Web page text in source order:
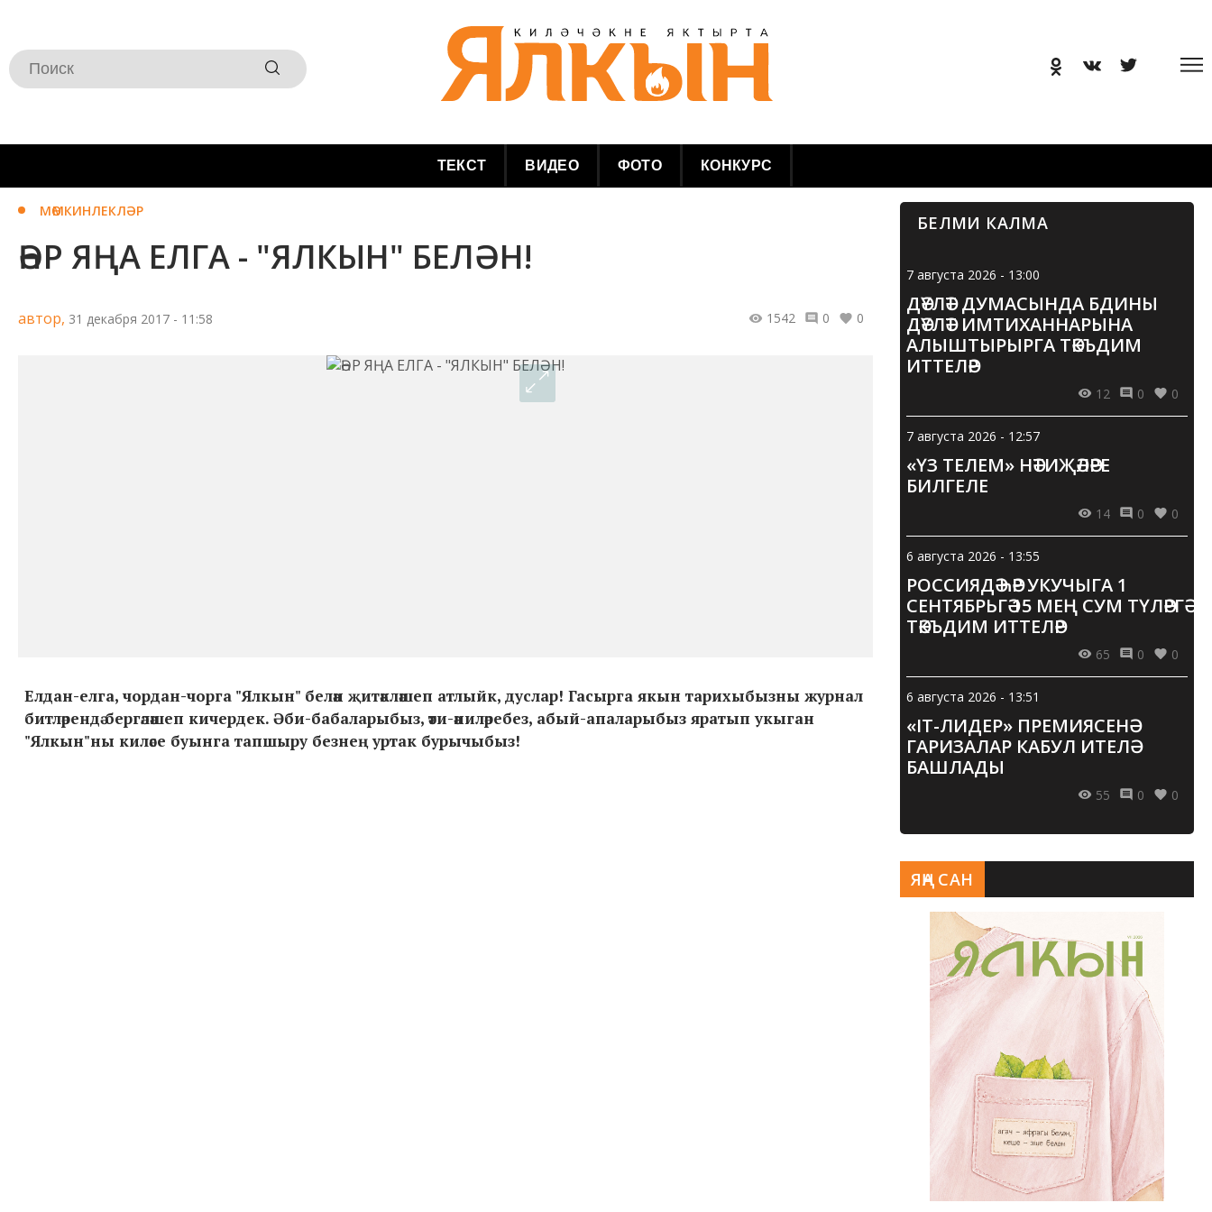
ТЕКСТ ВИДЕО ФОТО КОНКУРС
МӨМКИНЛЕКЛӘР
ҺӘР ЯҢА ЕЛГА - "ЯЛКЫН" БЕЛӘН!
автор, 31 декабря 2017 - 11:58 1542 0 0
Елдан-елга, чордан-чорга "Ялкын" белән җитәкләшеп атлыйк, дуслар! Гасырга якын тарихыбызны журнал
битләрендә бергәләшеп кичердек. Әби-бабаларыбыз, әти-әниләребез, абый-апаларыбыз яратып укыган
"Ялкын"ны киләсе буынга тапшыру безнең уртак бурычыбыз!
БЕЛМИ КАЛМА
7 августа 2026 - 13:00
ДӘҮЛӘТ ДУМАСЫНДА БДИНЫ
ДӘҮЛӘТ ИМТИХАННАРЫНА
АЛЫШТЫРЫРГА ТӘКЪДИМ
ИТТЕЛӘР
12 0 0
7 августа 2026 - 12:57
«ҮЗ ТЕЛЕМ» НӘТИҖӘЛӘРЕ
БИЛГЕЛЕ
14 0 0
6 августа 2026 - 13:55
РОССИЯДӘ ҺӘР УКУЧЫГА 1
СЕНТЯБРЬГӘ 15 МЕҢ СУМ ТҮЛӘРГӘ
ТӘКЪДИМ ИТТЕЛӘР
65 0 0
6 августа 2026 - 13:51
«IT-ЛИДЕР» ПРЕМИЯСЕНӘ
ГАРИЗАЛАР КАБУЛ ИТЕЛӘ
БАШЛАДЫ
55 0 0
ЯҢА САН